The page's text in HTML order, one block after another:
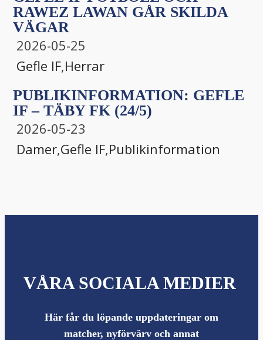
RAWEZ LAWAN GÅR SKILDA
VÄGAR
2026-05-25
Gefle IF,Herrar
PUBLIKINFORMATION: GEFLE
IF – TÄBY FK (24/5)
2026-05-23
Damer,Gefle IF,Publikinformation
VÅRA SOCIALA MEDIER
Här får du löpande uppdateringar om
matcher, nyförvärv och annat